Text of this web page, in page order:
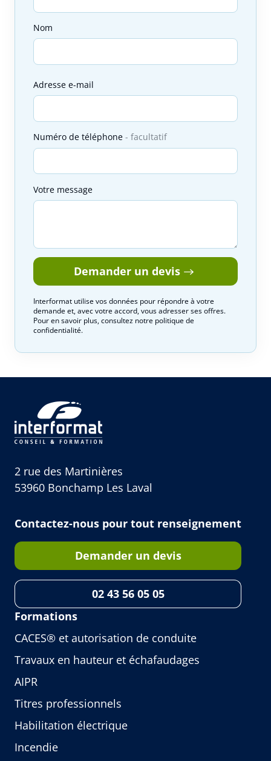
Nom
Adresse e-mail
Numéro de téléphone facultatif
Votre message
Demander un devis
Interformat utilise vos données pour répondre à votre
demande et, avec votre accord, vous adresser ses offres.
Pour en savoir plus, consultez notre politique de
confidentialité.
2 rue des Martinières
53960 Bonchamp Les Laval
Contactez-nous pour tout renseignement
Demander un devis
02 43 56 05 05
Formations
CACES® et autorisation de conduite
Travaux en hauteur et échafaudages
AIPR
Titres professionnels
Habilitation électrique
Incendie